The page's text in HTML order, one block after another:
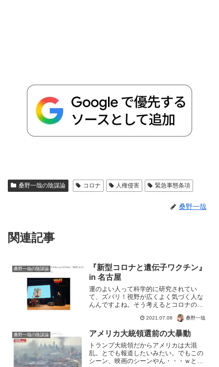
桑野一哉の陰謀論 コロナ 人権侵害 緊急事態条項
桑野一哉
関連記事
桑野一哉の陰謀論
『新型コロナと遺伝子ワクチン』
in 名古屋
運のよい人って科学的に研究されてい
て、ズバリ！視野が広くよく気づく人な
んんですよね。そう考えるとコロナの茶
番にツッコミを入れて爆笑している人た
ちって、運が良い人生を歩む人なんでし
ょう。そしてなにより、こんなご時世で
も爆笑するという。笑わせて...
2021.07.08 桑野一哉
桑野一哉の陰謀論 アメリカ大統領選前の大暴動
トランプ大統領だからアメリカは大混
乱。とでも報道したいみたい。でもこの
シーン、映画のシーンやん・・・ｗとい